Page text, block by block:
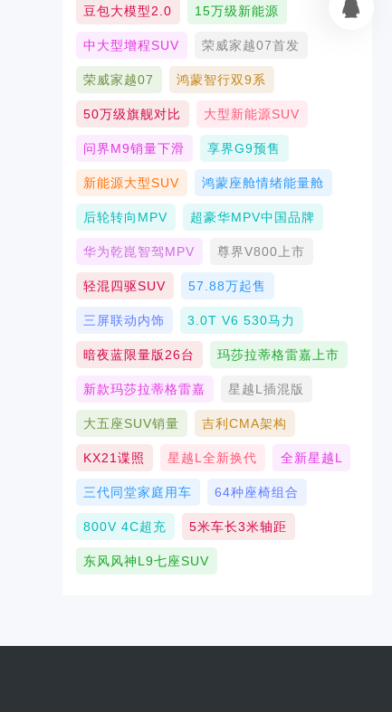
豆包大模型2.0 15万级新能源
中大型增程SUV 荣威家越07首发
荣威家越07 鸿蒙智行双9系
50万级旗舰对比 大型新能源SUV
问界M9销量下滑 享界G9预售
新能源大型SUV 鸿蒙座舱情绪能量舱
后轮转向MPV 超豪华MPV中国品牌
华为乾崑智驾MPV 尊界V800上市
轻混四驱SUV 57.88万起售
三屏联动内饰 3.0T V6 530马力
暗夜蓝限量版26台 玛莎拉蒂格雷嘉上市
新款玛莎拉蒂格雷嘉 星越L插混版
大五座SUV销量 吉利CMA架构
KX21谍照 星越L全新换代 全新星越L
三代同堂家庭用车 64种座椅组合
800V 4C超充 5米车长3米轴距
东风风神L9七座SUV